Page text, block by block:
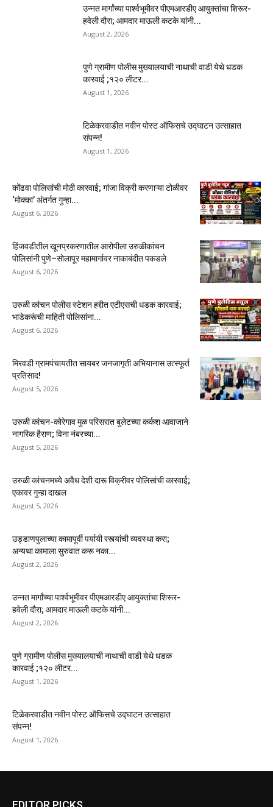
उन्नत मार्गांच्या पार्श्वभूमीवर पीएमआरडीए आयुक्तांचा शिरूर-
हवेली दौरा; आमदार माऊली कटके यांनी...
August 2, 2026
पुणे ग्रामीण पोलीस मुख्यालयाची नाथाची वाडी येथे धडक
कारवाई ;१२० लीटर...
August 1, 2026
टिळेकरवाडीत नवीन पोस्ट ऑफिसचे उद्घाटन उत्साहात
संपन्न!
August 1, 2026
कोंढवा पोलिसांची मोठी कारवाई; गांजा विक्री करणाऱ्या टोळीवर
‘मोक्का’ अंतर्गत गुन्हा...
August 6, 2026
हिंजवडीतील खूनप्रकरणातील आरोपीला उरुळीकांचन
पोलिसांनी पुणे–सोलापूर महामार्गावर नाकाबंदीत पकडले
August 6, 2026
उरुळी कांचन पोलीस स्टेशन हद्दीत एटीएसची धडक कारवाई;
भाडेकरूंची माहिती पोलिसांना...
August 6, 2026
मिरवडी ग्रामपंचायतीत सायबर जनजागृती अभियानास उत्स्फूर्त
प्रतिसाद!
August 5, 2026
उरुळी कांचन-कोरेगाव मुळ परिसरात बुलेटच्या कर्कश आवाजाने
नागरिक हैराण; विना नंबरच्या...
August 5, 2026
उरुळी कांचनमध्ये अवैध देशी दारू विक्रीवर पोलिसांची कारवाई;
एकावर गुन्हा दाखल
August 5, 2026
उड्डाणपुलाच्या कामापूर्वी पर्यायी रस्त्यांची व्यवस्था करा;
अन्यथा कामाला सुरुवात करू नका...
August 2, 2026
उन्नत मार्गांच्या पार्श्वभूमीवर पीएमआरडीए आयुक्तांचा शिरूर-
हवेली दौरा; आमदार माऊली कटके यांनी...
August 2, 2026
पुणे ग्रामीण पोलीस मुख्यालयाची नाथाची वाडी येथे धडक
कारवाई ;१२० लीटर...
August 1, 2026
टिळेकरवाडीत नवीन पोस्ट ऑफिसचे उद्घाटन उत्साहात
संपन्न!
August 1, 2026